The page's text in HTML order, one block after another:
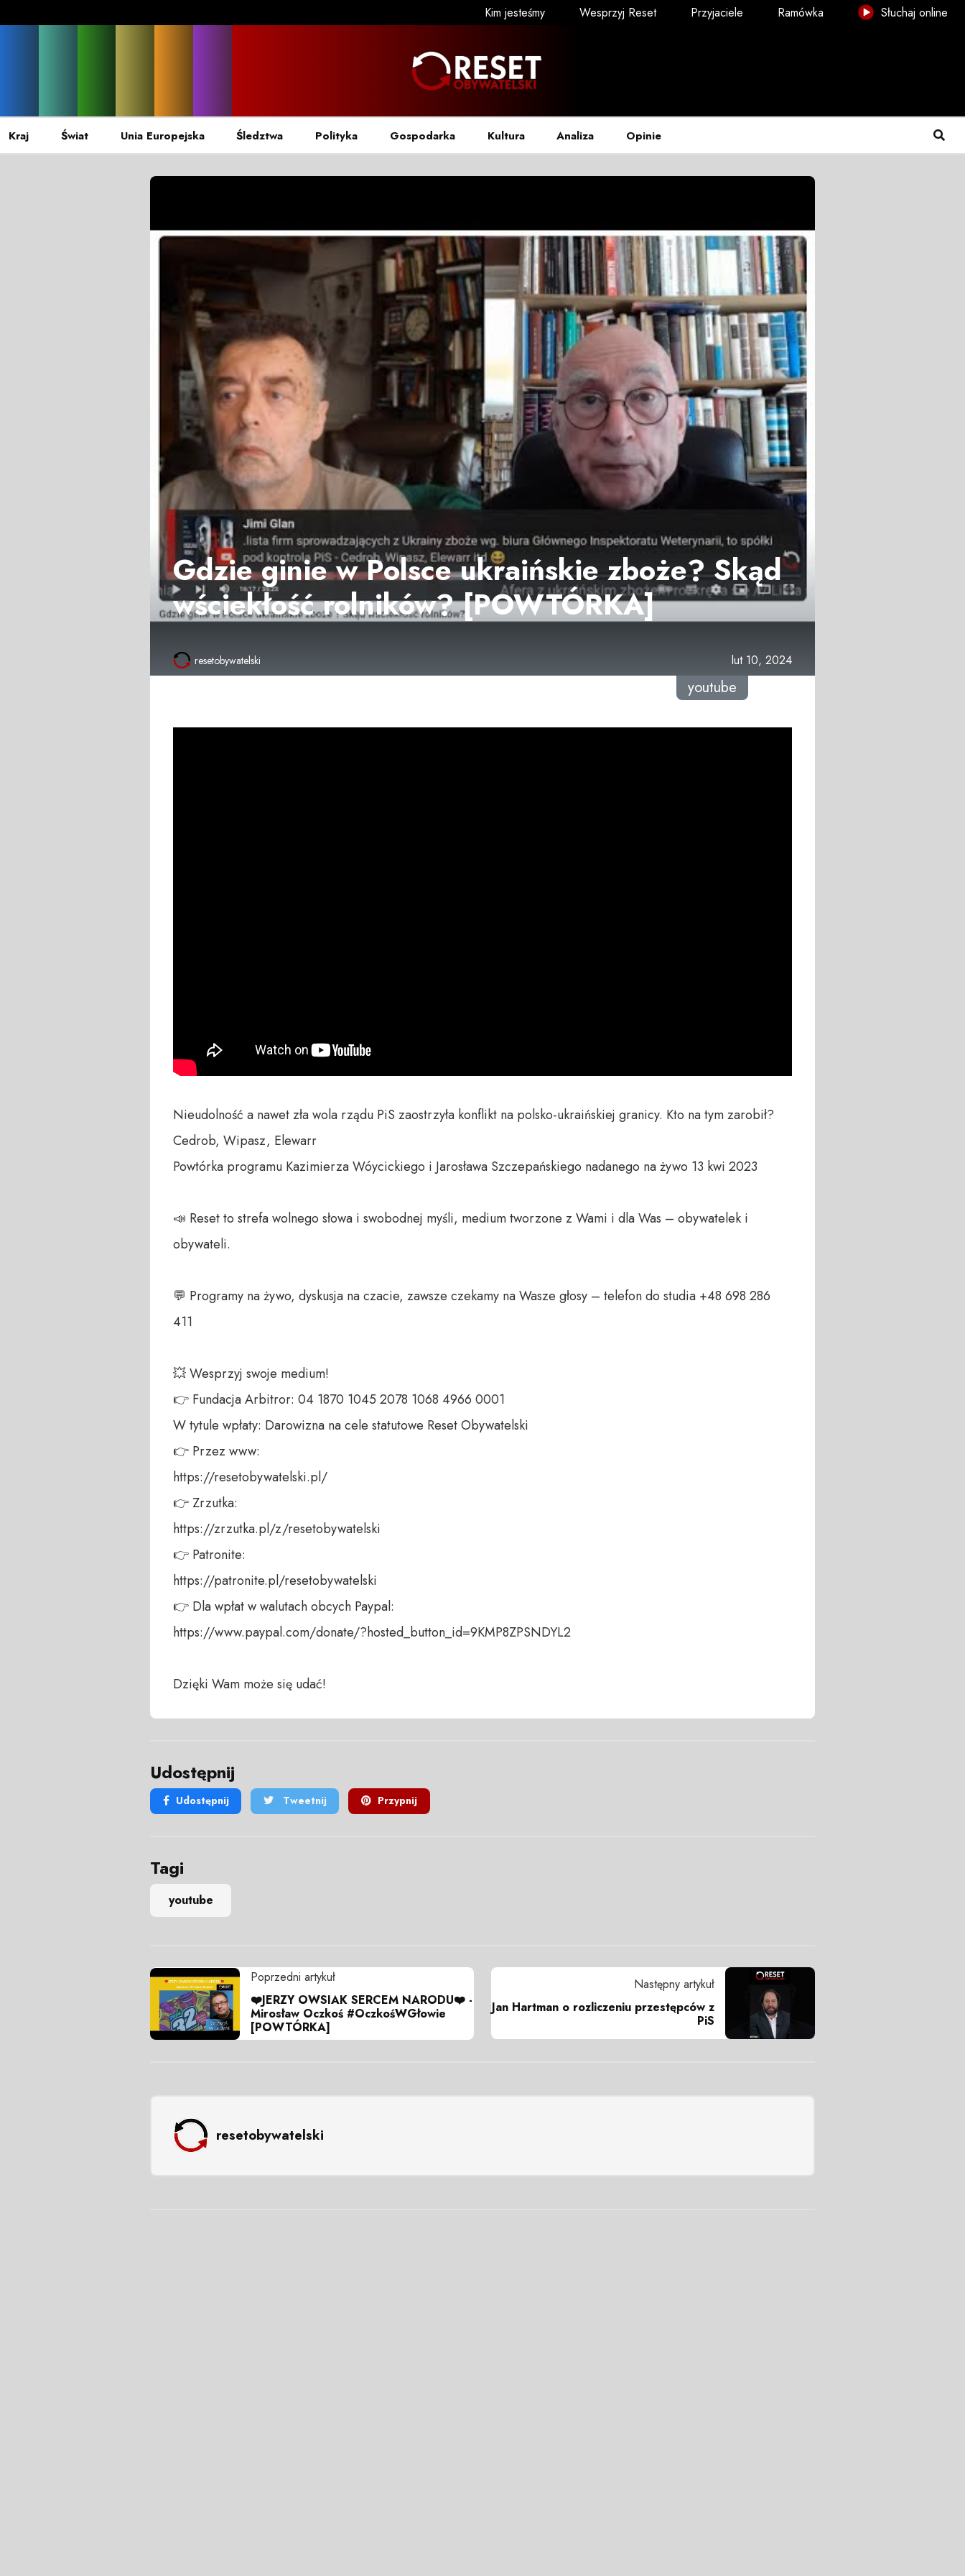
Kim jesteśmy Wesprzyj Reset Przyjaciele Ramówka Słuchaj online
Kraj Świat Unia Europejska Śledztwa Polityka Gospodarka Kultura Analiza Opinie
Gdzie ginie w Polsce ukraińskie zboże? Skąd
wściekłość rolników? [POWTÓRKA]
resetobywatelski lut 10, 2024
youtube
Nieudolność a nawet zła wola rządu PiS zaostrzyła konflikt na polsko-ukraińskiej granicy. Kto na tym zarobił?
Cedrob, Wipasz, Elewarr
Powtórka programu Kazimierza Wóycickiego i Jarosława Szczepańskiego nadanego na żywo 13 kwi 2023
📣 Reset to strefa wolnego słowa i swobodnej myśli, medium tworzone z Wami i dla Was – obywatelek i
obywateli.
💬 Programy na żywo, dyskusja na czacie, zawsze czekamy na Wasze głosy – telefon do studia +48 698 286
411
💥 Wesprzyj swoje medium!
👉 Fundacja Arbitror: 04 1870 1045 2078 1068 4966 0001
W tytule wpłaty: Darowizna na cele statutowe Reset Obywatelski
👉 Przez www:
https://resetobywatelski.pl/
👉 Zrzutka:
https://zrzutka.pl/z/resetobywatelski
👉 Patronite:
https://patronite.pl/resetobywatelski
👉 Dla wpłat w walutach obcych Paypal:
https://www.paypal.com/donate/?hosted_button_id=9KMP8ZPSNDYL2
Dzięki Wam może się udać!
Udostępnij
Udostępnij Tweetnij Przypnij
Tagi
youtube
Poprzedni artykuł
❤️JERZY OWSIAK SERCEM NARODU❤️ -
Mirosław Oczkoś #OczkośWGłowie
[POWTÓRKA]
Następny artykuł
Jan Hartman o rozliczeniu przestępców z
PiS
resetobywatelski